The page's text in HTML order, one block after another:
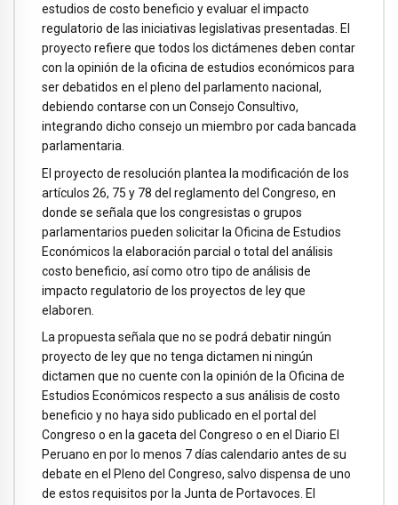
estudios de costo beneficio y evaluar el impacto
regulatorio de las iniciativas legislativas presentadas. El
proyecto refiere que todos los dictámenes deben contar
con la opinión de la oficina de estudios económicos para
ser debatidos en el pleno del parlamento nacional,
debiendo contarse con un Consejo Consultivo,
integrando dicho consejo un miembro por cada bancada
parlamentaria.
El proyecto de resolución plantea la modificación de los
artículos 26, 75 y 78 del reglamento del Congreso, en
donde se señala que los congresistas o grupos
parlamentarios pueden solicitar la Oficina de Estudios
Económicos la elaboración parcial o total del análisis
costo beneficio, así como otro tipo de análisis de
impacto regulatorio de los proyectos de ley que
elaboren.
La propuesta señala que no se podrá debatir ningún
proyecto de ley que no tenga dictamen ni ningún
dictamen que no cuente con la opinión de la Oficina de
Estudios Económicos respecto a sus análisis de costo
beneficio y no haya sido publicado en el portal del
Congreso o en la gaceta del Congreso o en el Diario El
Peruano en por lo menos 7 días calendario antes de su
debate en el Pleno del Congreso, salvo dispensa de uno
de estos requisitos por la Junta de Portavoces. El